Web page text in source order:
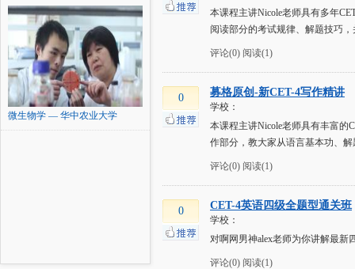
微生物学 — 华中农业大学
本课程主讲Nicole老师具有多年
阅读部分的考试规律、解题技巧
评论(0) 阅读(1)
0 募格原创-新CET-4写作精讲
学校：
本课程主讲Nicole老师具有丰富的
作部分，教大家从语言基本功、
评论(0) 阅读(1)
0 CET-4英语四级全题型通关班
学校：
对啊网男神alex老师为你讲解最
评论(0) 阅读(1)